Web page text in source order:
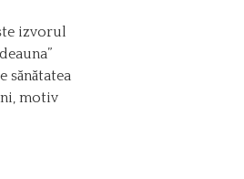
izvorul
sănătatea
motiv